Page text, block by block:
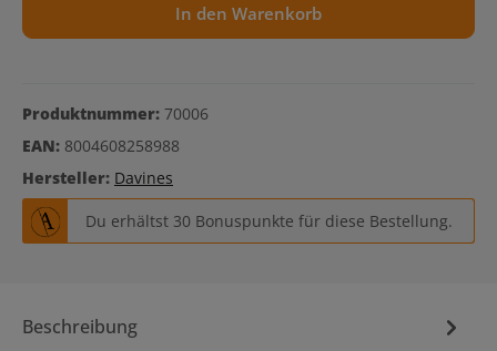
In den Warenkorb
Produktnummer: 70006
EAN: 8004608258988
Hersteller: Davines
Du erhältst 30 Bonuspunkte für diese Bestellung.
Beschreibung